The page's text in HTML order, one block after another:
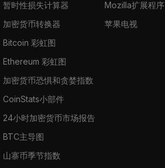
暂时性损失计算器
加密货币转换器
Bitcoin 彩虹图
Ethereum 彩虹图
加密货币恐惧和贪婪指数
CoinStats小部件
24小时加密货币市场报告
BTC主导图
山寨币季节指数
Mozilla扩展程序
苹果电视